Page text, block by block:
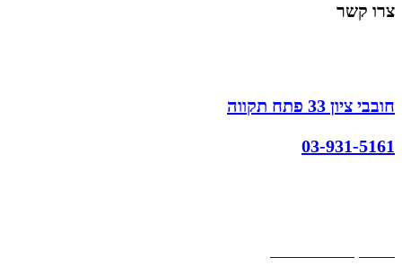
צרו קשר
חובבי ציון 33 פתח תקווה
03-931-5161